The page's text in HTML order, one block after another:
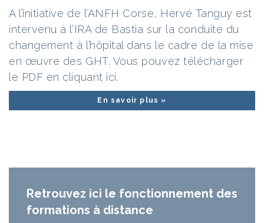
A l’initiative de l’ANFH Corse, Hervé Tanguy est
intervenu à l’IRA de Bastia sur la conduite du
changement à l’hôpital dans le cadre de la mise
en œuvre des GHT. Vous pouvez télécharger
le PDF en cliquant ici.
En savoir plus »
Retrouvez ici le fonctionnement des
formations à distance